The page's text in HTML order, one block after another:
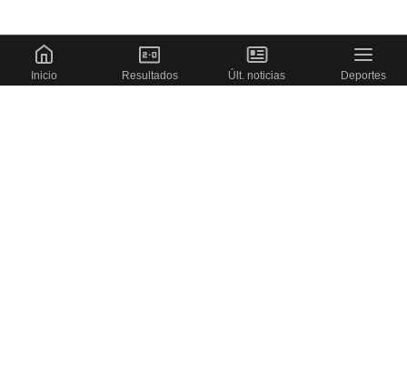
Inicio Resultados Últ. noticias Deportes